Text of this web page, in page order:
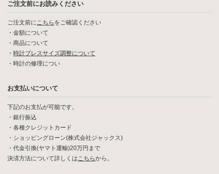
ご注文前にお読みください
ご注文前にこちら をご確認ください
・ 金額について
・ 商品について
・ 時計ブレスサイズ調整について
・ 時計の修理につい
お支払いについて
下記のお支払が可能です。
・銀行振込
・各種クレジットカード
・ショッピングローン(株式会社ジャックス)
・代金引換(ヤマト運輸)20万円まで
決済方法について詳しくはこちらから。